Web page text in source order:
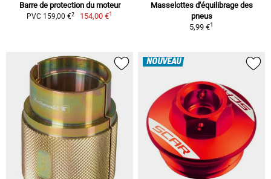
Barre de protection du moteur
PVC 159,00 €2 154,00 €1
Masselottes d'équilibrage des
pneus
5,99 €1
NOUVEAU